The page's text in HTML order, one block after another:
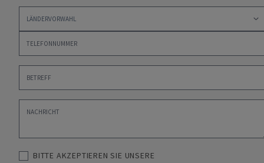
BITTE AKZEPTIEREN SIE UNSERE